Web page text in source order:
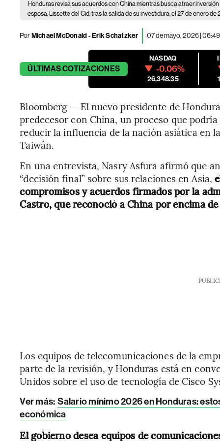
Honduras revisa sus acuerdos con China mientras busca atraer
esposa, Lissette del Cid, tras la salida de su investidura, el 27 de enero de
PorMichael McDonald - Erik Schatzker 07 de mayo, 2026 |
ÚLTIMASCOTIZACIONES
NASDAQ
-0.06%
26,348.35
Bloomberg — El nuevo presidente de
predecesor con China, un proceso que
reducir la influencia de la nación asiática en
Taiwán.
En una entrevista, Nasry Asfura afirmó que
“decisión final” sobre sus relaciones en Asia,
compromisos y acuerdos firmados por la
Castro, que reconoció a China por encima
Los equipos de telecomunicaciones de la
parte de la revisión, y Honduras está en
Unidos sobre el uso de tecnología de Cisco
Ver más: Salario mínimo 2026 en Honduras:
económica
El gobierno desea equipos de